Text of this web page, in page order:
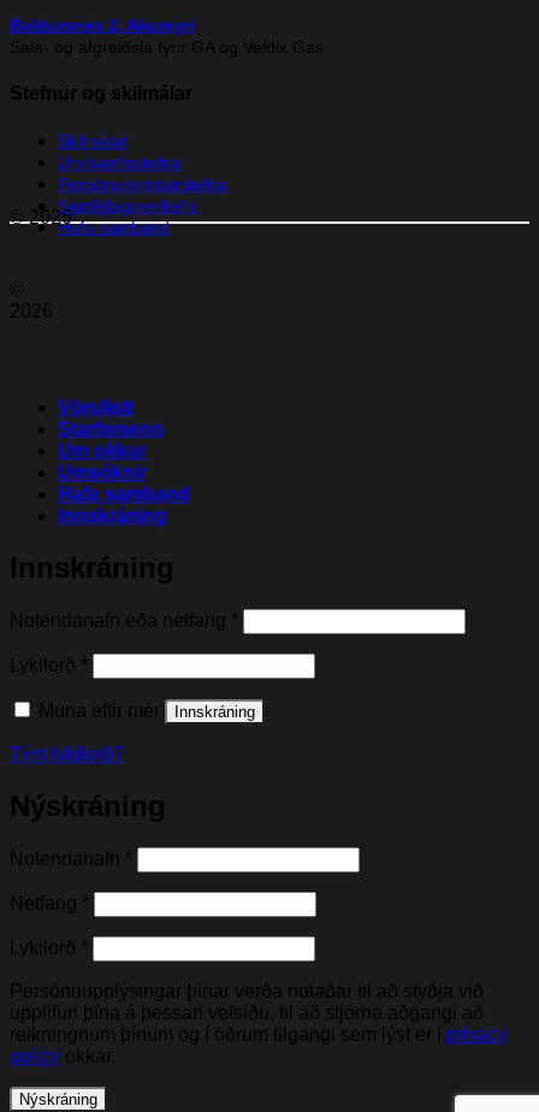
Baldursnes 2, Akureyri
Sala- og afgreiðsla fyrir GA og Veldix Gas
Stefnur og skilmálar
Skilmálar
Umhverfisstefna
Persónuverndarstefna
Samfélagsverkefni
Hafa samband
© 2026
©
2026
Vörulisti
Starfsmenn
Um okkur
Umsóknir
Hafa samband
Innskráning
Innskráning
Notendanafn eða netfang *
Lykilorð *
Muna eftir mér Innskráning
Týnt lykilorð?
Nýskráning
Notendanafn *
Netfang *
Lykilorð *
Persónuupplýsingar þínar verða notaðar til að styðja við
upplifun þína á þessari vefsíðu, til að stjórna aðgangi að
reikningnum þínum og í öðrum tilgangi sem lýst er í privacy
policy okkar.
Nýskráning